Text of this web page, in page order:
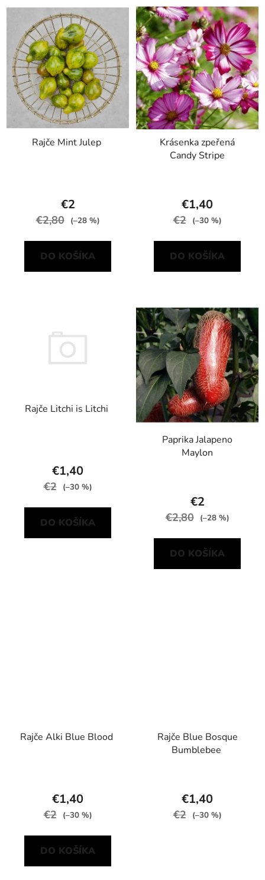
Rajče Mint Julep
€2
€2,80 (–28 %)
DO KOŠÍKA
Krásenka zpeřená
Candy Stripe
€1,40
€2 (–30 %)
DO KOŠÍKA
Rajče Litchi is Litchi
€1,40
€2 (–30 %)
DO KOŠÍKA
Paprika Jalapeno
Maylon
€2
€2,80 (–28 %)
DO KOŠÍKA
Rajče Alki Blue Blood
€1,40
€2 (–30 %)
DO KOŠÍKA
Rajče Blue Bosque
Bumblebee
€1,40
€2 (–30 %)